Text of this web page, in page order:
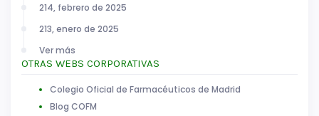
214, febrero de 2025
213, enero de 2025
Ver más
OTRAS WEBS CORPORATIVAS
Colegio Oficial de Farmacéuticos de Madrid
Blog COFM